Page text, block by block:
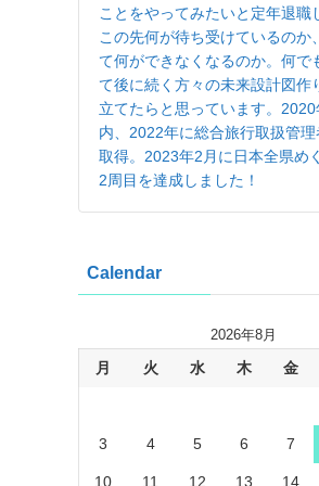
ことをやってみたいと定年退職
この先何が待ち受けているのか
て何ができなくなるのか。何で
て後に続く方々の未来設計図作
立てたらと思っています。2020
内、2022年に総合旅行取扱管理
取得。2023年2月に日本全県め
2周目を達成しました！
Calendar
2026年8月
月 火 水 木 金
3 4 5 6 7
10 11 12 13 14